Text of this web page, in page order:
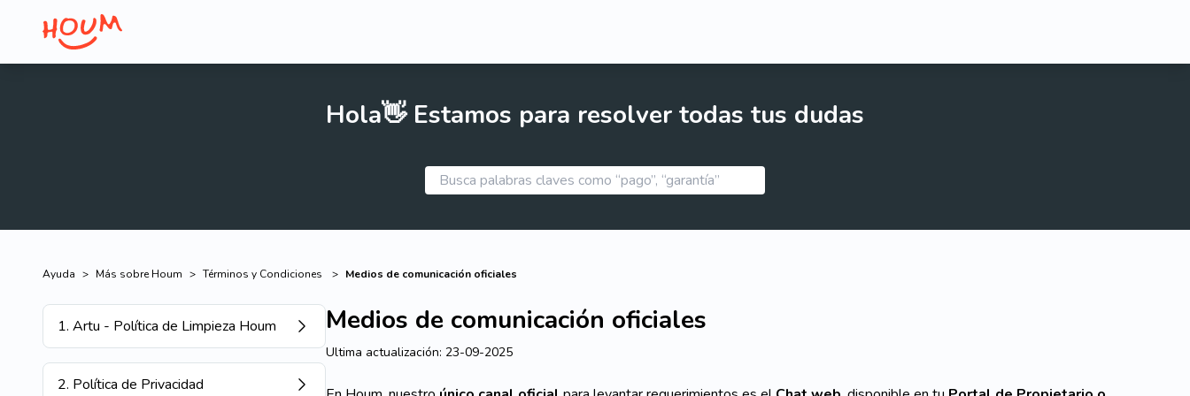
Hola👋 Estamos para resolver todas tus dudas
Ayuda > Más sobre Houm > Términos y Condiciones > Medios de comunicación oficiales
1. Artu - Política de Limpieza Houm
2. Política de Privacidad
Medios de comunicación oficiales
Ultima actualización: 23-09-2025